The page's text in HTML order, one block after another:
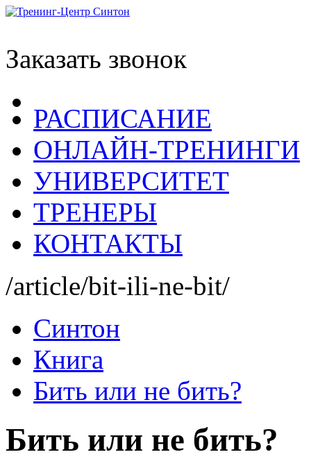
Заказать звонок
РАСПИСАНИЕ
ОНЛАЙН-ТРЕНИНГИ
УНИВЕРСИТЕТ
ТРЕНЕРЫ
КОНТАКТЫ
/article/bit-ili-ne-bit/
Синтон
Книга
Бить или не бить?
Бить или не бить?